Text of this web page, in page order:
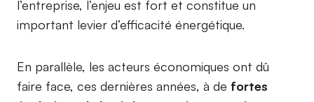
l’entreprise, l’enjeu est fort et constitue un
important levier d’efficacité énergétique.
En parallèle, les acteurs économiques ont dû
faire face, ces dernières années, à de fortes